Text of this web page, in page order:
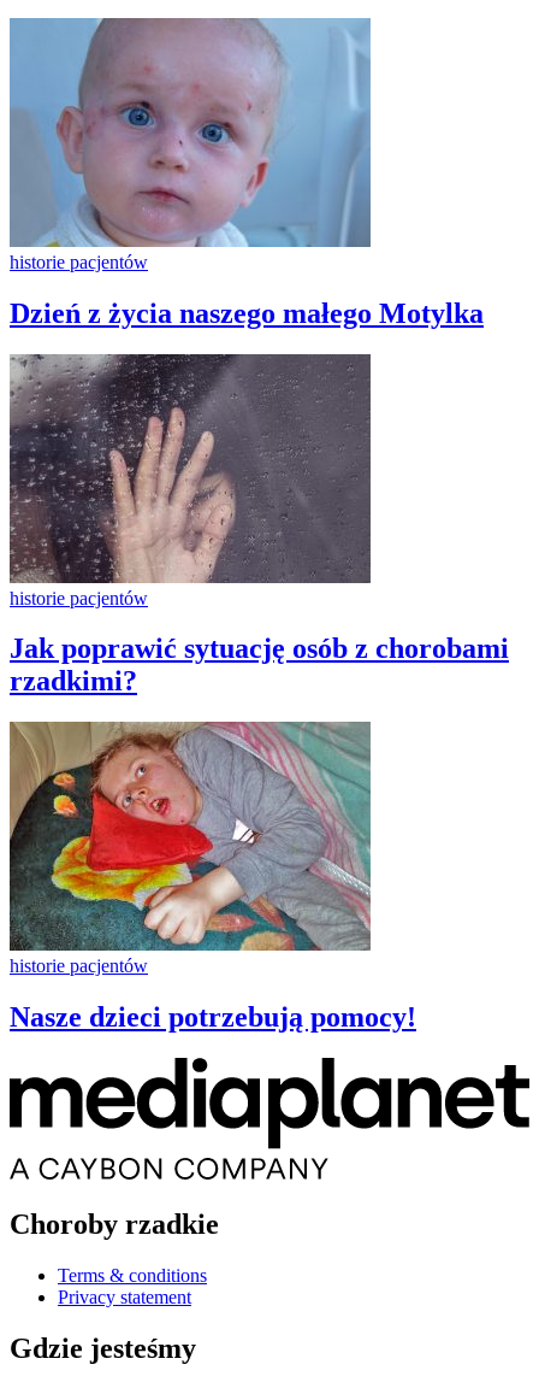
historie pacjentów
Dzień z życia naszego małego Motylka
historie pacjentów
Jak poprawić sytuację osób z chorobami
rzadkimi?
historie pacjentów
Nasze dzieci potrzebują pomocy!
Choroby rzadkie
Terms & conditions
Privacy statement
Gdzie jesteśmy